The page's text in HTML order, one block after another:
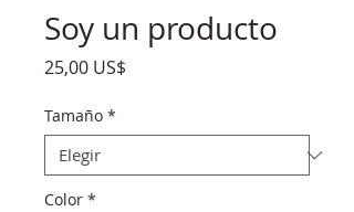
Soy un producto
25,00 US$
Tamaño *
Color *